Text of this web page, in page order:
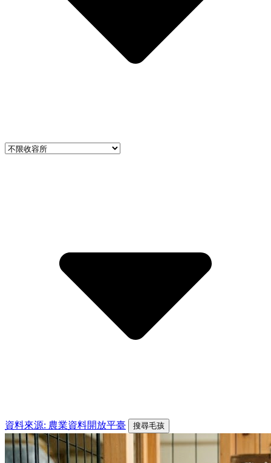
資料來源: 農業資料開放平臺 搜尋毛孩